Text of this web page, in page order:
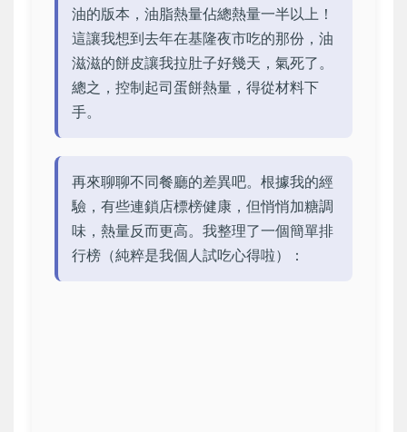
油的版本，油脂熱量佔總熱量一半以上！
這讓我想到去年在基隆夜市吃的那份，油
滋滋的餅皮讓我拉肚子好幾天，氣死了。
總之，控制起司蛋餅熱量，得從材料下
手。
再來聊聊不同餐廳的差異吧。根據我的經
驗，有些連鎖店標榜健康，但悄悄加糖調
味，熱量反而更高。我整理了一個簡單排
行榜（純粹是我個人試吃心得啦）：